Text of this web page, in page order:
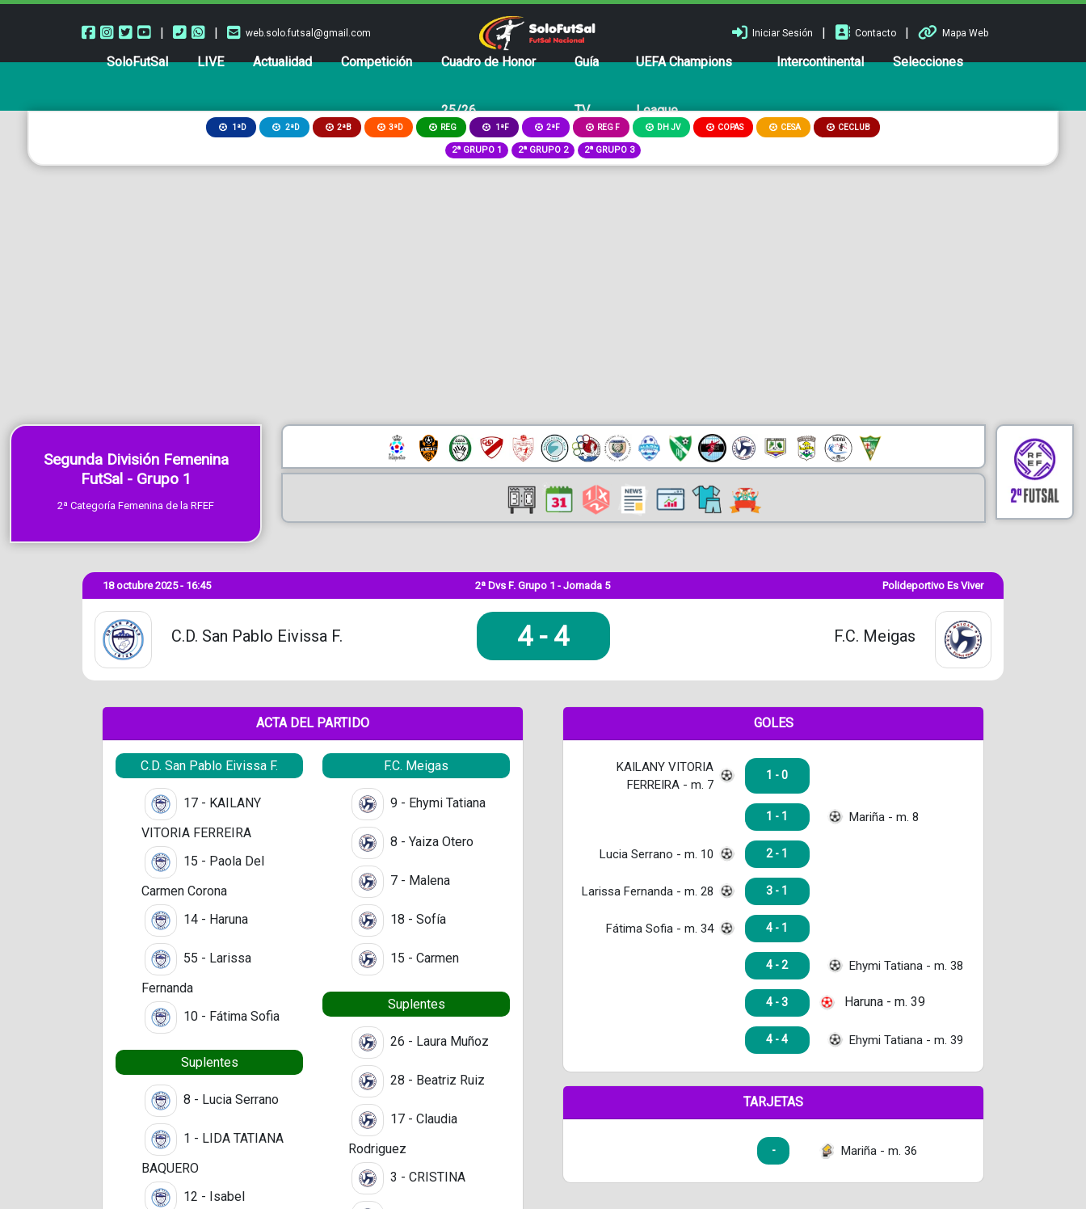
| | web.solo.futsal@gmail.com Iniciar Sesión | Contacto | Mapa Web
SoloFutSal LIVE Actualidad Competición Cuadro de Honor
25/26
Guía
TV
UEFA Champions
League
Intercontinental Selecciones
1ªD 2ªD 2ªB 3ªD REG 1ªF 2ªF REG F DH JV COPAS CESA CECLUB
2ª GRUPO 1 2ª GRUPO 2 2ª GRUPO 3
Segunda División Femenina
FutSal - Grupo 1
2ª Categoría Femenina de la RFEF
18 octubre 2025 - 16:45 2ª Dvs F. Grupo 1 - Jornada 5 Polideportivo Es Viver
C.D. San Pablo Eivissa F. 4- 4 F.C. Meigas
ACTA DEL PARTIDO
C.D. San Pablo Eivissa F.
17 - KAILANY
VITORIA FERREIRA
15 - Paola Del
Carmen Corona
14 - Haruna
55 - Larissa
Fernanda
10 - Fátima Sofia
Suplentes
8 - Lucia Serrano
1 - LIDA TATIANA
BAQUERO
12 - Isabel
F.C. Meigas
9 - Ehymi Tatiana
8 - Yaiza Otero
7 - Malena
18 - Sofía
15 - Carmen
Suplentes
26 - Laura Muñoz
28 - Beatriz Ruiz
17 - Claudia
Rodriguez
3 - CRISTINA
GOLES
KAILANY VITORIA
FERREIRA - m. 7
1 - 0
1 - 1 Mariña - m. 8
Lucia Serrano - m. 10 2 - 1
Larissa Fernanda - m. 28 3 - 1
Fátima Sofia - m. 34 4 - 1
4 - 2 Ehymi Tatiana - m. 38
4 - 3 Haruna - m. 39
4 - 4 Ehymi Tatiana - m. 39
TARJETAS
- Mariña - m. 36